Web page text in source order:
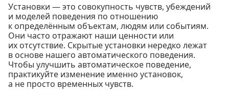
Установки — это совокупность чувств, убеждений
и моделей поведения по отношению
к определённым объектам, людям или событиям.
Они часто отражают наши ценности или
их отсутствие. Скрытые установки нередко лежат
в основе нашего автоматического поведения.
Чтобы улучшить автоматическое поведение,
практикуйте изменение именно установок,
а не просто временных чувств.